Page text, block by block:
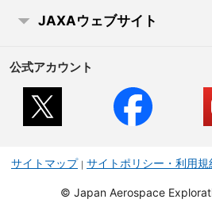
JAXAウェブサイト
公式アカウント
サイトマップ サイトポリシー・利用規
© Japan Aerospace